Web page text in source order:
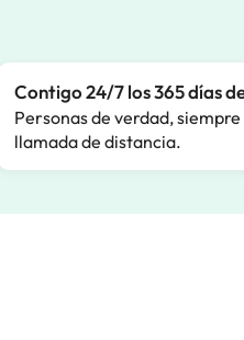
Contigo 24/7 los 365 días
Personas de verdad,
llamada de distancia.